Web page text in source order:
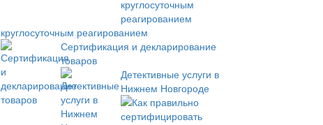
круглосуточным реагированием
Сертификация и декларирование
товаров
Детективные услуги в
Нижнем Новгороде
Как правильно
сертифицировать